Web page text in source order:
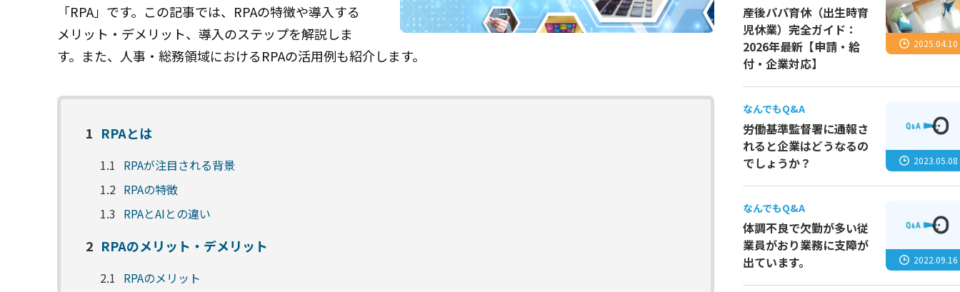
「RPA」です。この記事では、RPAの特徴や導入する
メリット・デメリット、導入のステップを解説しま
す。また、人事・総務領域におけるRPAの活用例も紹介します。
1 RPAとは
1.1 RPAが注目される背景
1.2 RPAの特徴
1.3 RPAとAIとの違い
2 RPAのメリット・デメリット
2.1 RPAのメリット
産後パパ育休（出生時育
児休業）完全ガイド：
2026年最新【申請・給
付・企業対応】
2025.04.10
なんでもQ&A
労働基準監督署に通報さ
れると企業はどうなるの
でしょうか？
2023.05.08
なんでもQ&A
体調不良で欠勤が多い従
業員がおり業務に支障が
出ています。
2022.09.16